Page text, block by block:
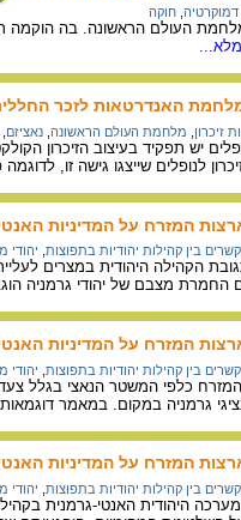
דמוקרטיה חוקה
העולם הראשונה. בה הוקמה
האנדרטאות לזכר
זיכרון מלחמת העולם הראשונה נאציזם
יש תפקיד בעיצוב הזיכרון
לנופלים שייצגו גישה זו,
המזרח על המדיניות
קשרים בין קהילות יהודיות בתפוצות יהודי
מצבם של יהודי גרמניה
המזרח על המדיניות
קשרים בין קהילות יהודיות בתפוצות יהודי
גרמניה במקום. במאמר
המזרח על המדיניות
קשרים בין קהילות יהודיות בתפוצות יהודי